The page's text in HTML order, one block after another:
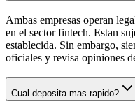
Ambas empresas operan
en el sector fintech. Estan
establecida. Sin embargo,
oficiales y revisa opiniones
Cual deposita mas rapido?